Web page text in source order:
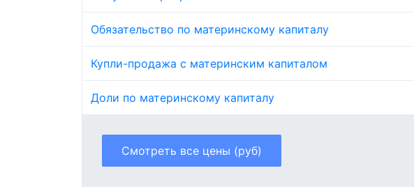
Обязательство по материнскому капиталу
Купли-продажа с материнским капиталом
Доли по материнскому капиталу
Смотреть все цены (руб)